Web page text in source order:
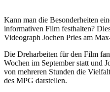
Kann man die Besonderheiten
informativen Film festhalten?
Videograph Jochen Pries am
Die Dreharbeiten für den Film
Wochen im September statt und
von mehreren Stunden die
des MPG darstellen.